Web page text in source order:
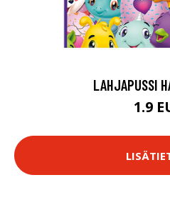
LAHJAPUSSI
1.9